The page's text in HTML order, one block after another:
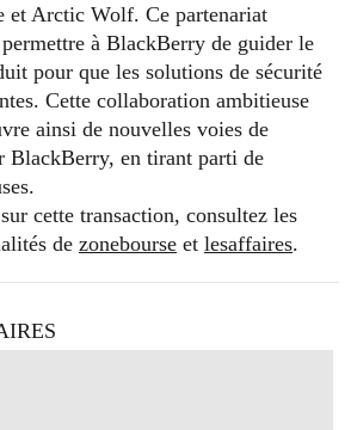
et Arctic Wolf. Ce partenariat
à BlackBerry de guider le
pour que les solutions de sécurité
Cette collaboration ambitieuse
ainsi de nouvelles voies de
BlackBerry, en tirant parti de
cette transaction, consultez les
de zonebourse et lesaffaires.